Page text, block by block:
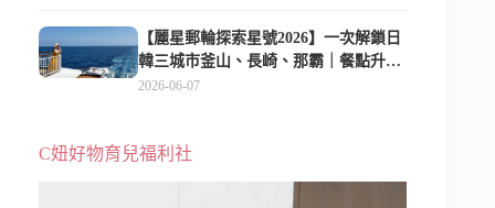
【麗星郵輪探索星號2026】一次解鎖日
韓三城市釜山、長崎、那霸｜餐點升
級、表演更新、船上慶生超難忘
2026-06-07
C妞好物育兒福利社